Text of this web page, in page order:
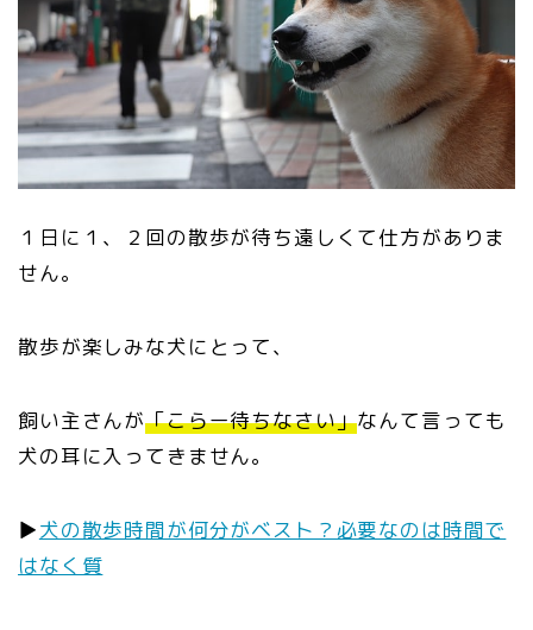
１日に１、２回の散歩が待ち遠しくて仕方がありま
せん。
散歩が楽しみな犬にとって、
飼い主さんが「こらー待ちなさい」なんて言っても
犬の耳に入ってきません。
▶︎犬の散歩時間が何分がベスト？必要なのは時間で
はなく質